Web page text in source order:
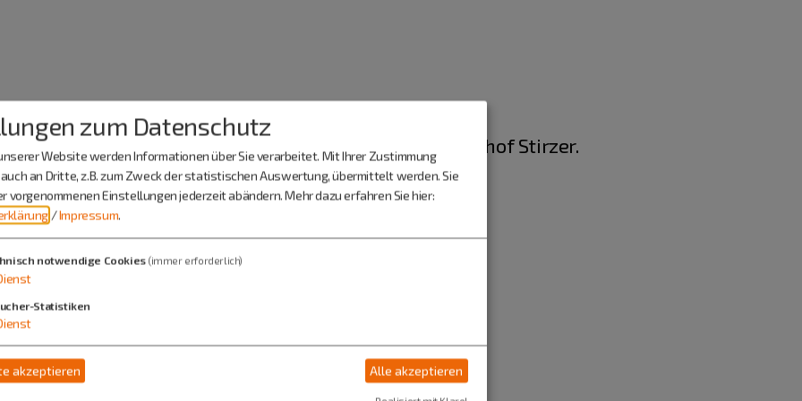
der Laberbrücke, direkt neben dem historischen Gasthof Stirzer.
Busse am Friedhof in unmittelbarer Nähe.
zum Datenschutz
Website werden Informationen über Sie verarbeitet. Mit Ihrer Zustimmung
an Dritte, z.B. zum Zweck der statistischen Auswertung, übermittelt werden. Sie
vorgenommenen Einstellungen jederzeit abändern. Mehr dazu erfahren Sie hier:
/Impressum.
notwendige Cookies (immer erforderlich)
Statistiken
akzeptieren Alle akzeptieren